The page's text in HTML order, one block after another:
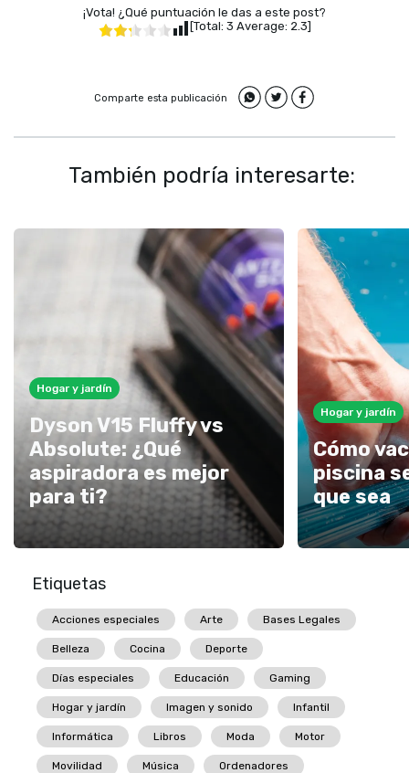
¡Vota! ¿Qué puntuación le das a este post?
[Total: 3 Average: 2.3]
Comparte esta publicación
También podría interesarte:
Hogar y jardín
Dyson V15 Fluffy vs
Absolute: ¿Qué
aspiradora es mejor
para ti?
Hogar y jardín
Cómo
piscina
que sea
Etiquetas
Acciones especiales Arte Bases Legales
Belleza Cocina Deporte
Días especiales Educación Gaming
Hogar y jardín Imagen y sonido Infantil
Informática Libros Moda Motor
Movilidad Música Ordenadores